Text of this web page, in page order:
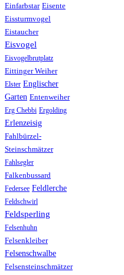
Einfarbstar Eisente
Eissturmvogel
Eistaucher
Eisvogel
Eisvogelbrutplatz
Eittinger Weiher
Elster Englischer
Garten Entenweiher
Erg Chebbi Ergolding
Erlenzeisig
Fahlbürzel-
Steinschmätzer
Fahlsegler
Falkenbussard
Federsee Feldlerche
Feldschwirl
Feldsperling
Felsenhuhn
Felsenkleiber
Felsenschwalbe
Felsensteinschmätzer